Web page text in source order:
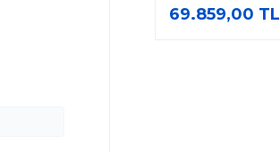
69.859,00 TL